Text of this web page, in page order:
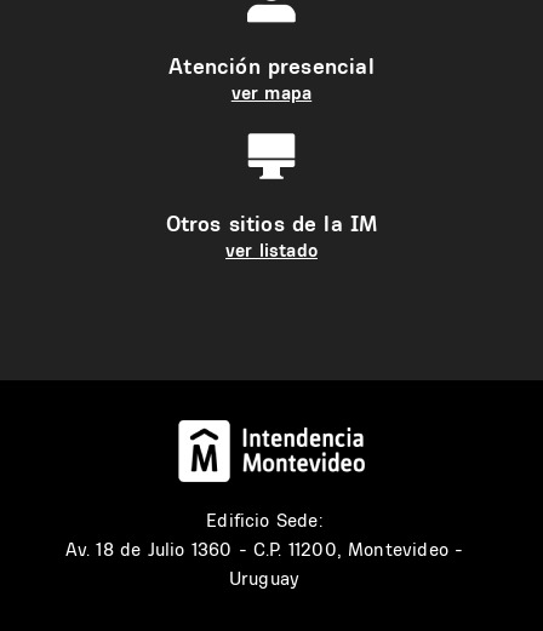
Atención presencial
ver mapa
Otros sitios de la IM
ver listado
Edificio Sede:
Av. 18 de Julio 1360 - C.P. 11200, Montevideo -
Uruguay